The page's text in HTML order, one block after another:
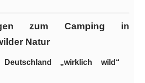
zum Camping in
Natur
„wirklich wild“